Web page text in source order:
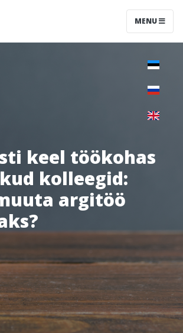
MENU
keel töökohas
kolleegid:
argitöö